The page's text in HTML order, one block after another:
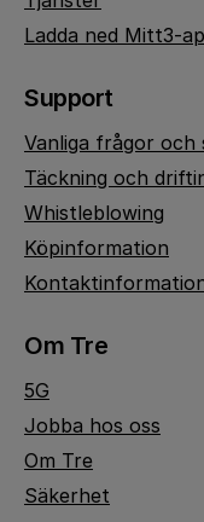
Ladda ned Mitt3-
Support
Vanliga frågor och
Täckning och
Whistleblowing
Köpinformation
Om Tre
5G
Jobba hos oss
Om Tre
Säkerhet